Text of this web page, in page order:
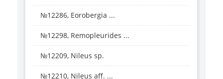
№12286, Eorobergia ...
№12298, Remopleurides ...
№12209, Nileus sp.
№12210, Nileus aff. ...